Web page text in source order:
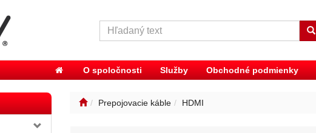
O spoločnosti Služby Obchodné podmienky
Prepojovacie káble HDMI